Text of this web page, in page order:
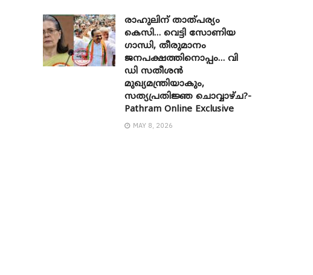
രാഹുലിന് താത്പര്യം
കെസി… വെട്ടി സോണിയ ​
ഗാന്ധി, തീരുമാനം
ജനപക്ഷത്തിനൊപ്പം… വി
ഡി സതീശൻ
മുഖ്യമന്ത്രിയാകും,
സത്യപ്രതിജ്ഞ ചൊവ്വാഴ്ച?-
Pathram Online Exclusive
MAY 8, 2026